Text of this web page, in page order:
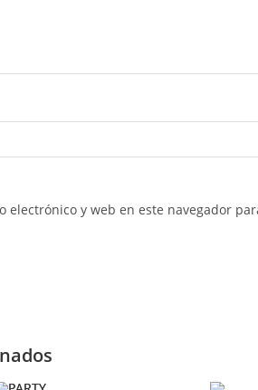
electrónico y web en este navegador